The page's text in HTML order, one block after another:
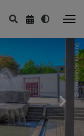
Gemeinde Kissing